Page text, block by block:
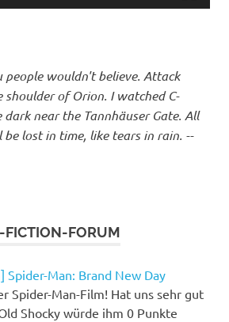
people wouldn't believe. Attack
of Orion. I watched C-
near the Tannhäuser Gate. All
lost in time, like tears in rain. --
FICTION-FORUM
Spider-Man: Brand New Day
Spider-Man-Film! Hat uns sehr gut
Shocky würde ihm 0 Punkte